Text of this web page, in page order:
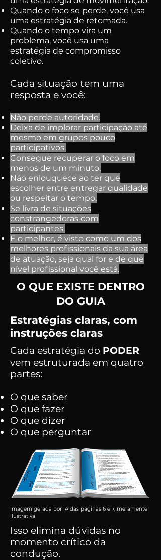
Quando o foco se perde, você usa
uma estratégia de retomada.
Quando o tempo vira um
problema, você usa uma
estratégia de compromisso
coletivo.
Cada situação tem uma
resposta e você:
Não perde autoridade.
Deixa de implorar participação até
mesmo em grupos pouco
participativos.
Consegue recuperar o foco em
menos de um minuto.
Não enlouquece ao ter que
escolher entre entregar qualidade
ou respeitar o tempo.
Se livra de situações
constrangedoras com
participantes.
E o melhor, é visto como um dos
melhores profissionais da sua área
de atuação, seja qual for e de que
nível profissional você está.
O QUE EXISTE DENTRO
DO GUIA
Estratégias claras, com
instruções claras
Cada estratégia do PODER
vem estruturada em quatro
partes:
O que saber
O que fazer
O que dizer
O que perguntar
Imagem gerada por IA das páginas 6 e 7, meramente
ilustrativa
Isso elimina dúvidas no
momento crítico da
condução.